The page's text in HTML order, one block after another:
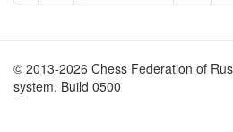
© 2013-2026 Chess Federation of
system. Build 0500